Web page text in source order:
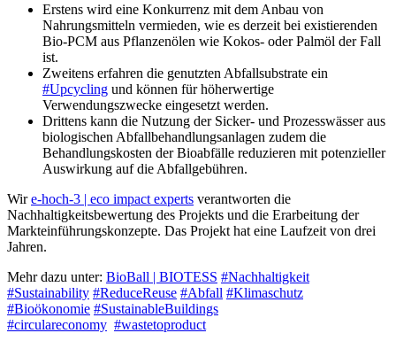
Erstens wird eine Konkurrenz mit dem Anbau von
Nahrungsmitteln vermieden, wie es derzeit bei existierenden
Bio-PCM aus Pflanzenölen wie Kokos- oder Palmöl der Fall
ist.
Zweitens erfahren die genutzten Abfallsubstrate ein
#Upcycling und können für höherwertige
Verwendungszwecke eingesetzt werden.
Drittens kann die Nutzung der Sicker- und Prozesswässer aus
biologischen Abfallbehandlungsanlagen zudem die
Behandlungskosten der Bioabfälle reduzieren mit potenzieller
Auswirkung auf die Abfallgebühren.
Wire-hoch-3 | eco impact experts verantworten die
Nachhaltigkeitsbewertung des Projekts und die Erarbeitung der
Markteinführungskonzepte. Das Projekt hat eine Laufzeit von drei
Jahren.
Mehr dazu unter: BioBall | BIOTESS #Nachhaltigkeit
#Sustainability #ReduceReuse #Abfall #Klimaschutz
#Bioökonomie #SustainableBuildings
#circulareconomy #wastetoproduct